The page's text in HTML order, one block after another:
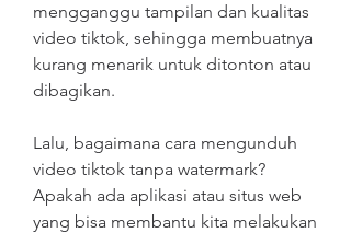
mengganggu tampilan dan kualitas
video tiktok, sehingga membuatnya
kurang menarik untuk ditonton atau
dibagikan.
Lalu, bagaimana cara mengunduh
video tiktok tanpa watermark?
Apakah ada aplikasi atau situs web
yang bisa membantu kita melakukan